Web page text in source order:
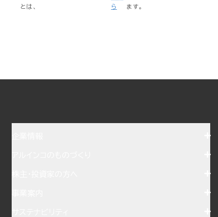
とは、
ら
ます。